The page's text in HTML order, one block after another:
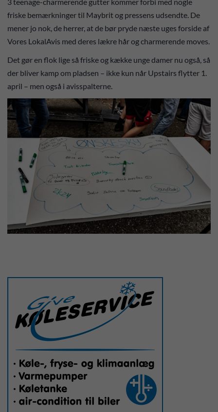
friske bemærkninger til Maybrit og pressens udsendte. De
mener jo nok, de herrer, at de bør pryde næste uges forside af
Vores LokalAvis med deres lækre hår og charmerende moves.
Det gør en flok lige så friske og kække unge damer nu også, så
der bliver kamp om pladsen – ikke kun når Upstairs flytter 1.
april – men også i avisspalterne.